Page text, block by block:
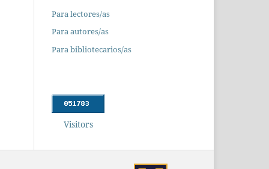
Para lectores/as
Para autores/as
Para bibliotecarios/as
Visitors